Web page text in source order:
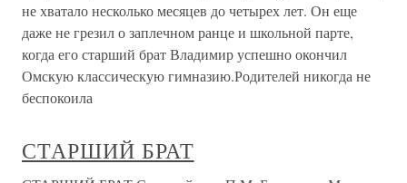
не хватало несколько месяцев до четырех лет. Он еще
даже не грезил о заплечном ранце и школьной парте,
когда его старший брат Владимир успешно окончил
Омскую классическую гимназию.Родителей никогда не
беспокоила
СТАРШИЙ БРАТ